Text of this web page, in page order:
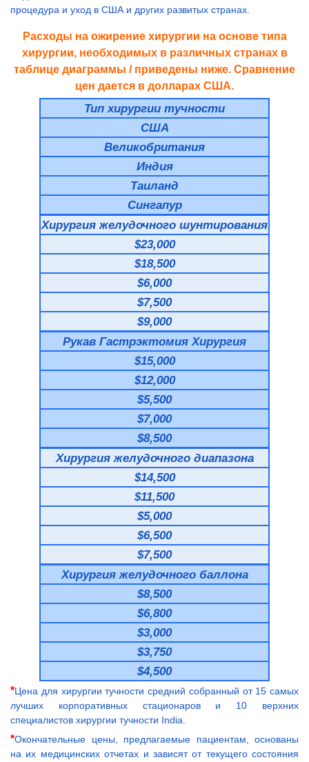
процедура и уход в США и других развитых странах.
Расходы на ожирение хирургии на основе типа
хирургии, необходимых в различных странах в
таблице диаграммы / приведены ниже. Сравнение
цен дается в долларах США.
Тип хирургии тучности
США
Великобритания
Индия
Таиланд
Сингапур
Хирургия желудочного шунтирования
$23,000
$18,500
$6,000
$7,500
$9,000
Рукав Гастрэктомия Хирургия
$15,000
$12,000
$5,500
$7,000
$8,500
Хирургия желудочного диапазона
$14,500
$11,500
$5,000
$6,500
$7,500
Хирургия желудочного баллона
$8,500
$6,800
$3,000
$3,750
$4,500
*Цена для хирургии тучности средний собранный от 15 самых
лучших корпоративных стационаров и 10 верхних
специалистов хирургии тучности India.
*Окончательные цены, предлагаемые пациентам, основаны
на их медицинских отчетах и зависят от текущего состояния